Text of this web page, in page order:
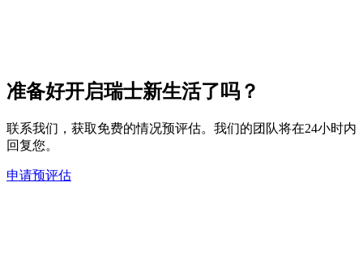
准备好开启瑞士新生活了吗？
联系我们，获取免费的情况预评估。我们的团队将在24小时内
回复您。
申请预评估